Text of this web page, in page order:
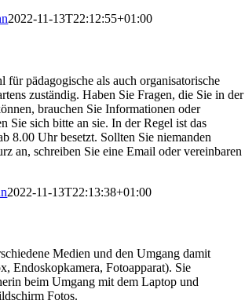
2022-11-13T22:12:55+01:00
für pädagogische als auch organisatorische
zuständig. Haben Sie Fragen, die Sie in der
brauchen Sie Informationen oder
Sie sich bitte an sie. In der Regel ist das
8.00 Uhr besetzt. Sollten Sie niemanden
an, schreiben Sie eine Email oder vereinbaren
2022-11-13T22:13:38+01:00
Medien und den Umgangdamit
Endoskopkamera, Fotoapparat). Sie
beim Umgang mit demLaptop und
Fotos.